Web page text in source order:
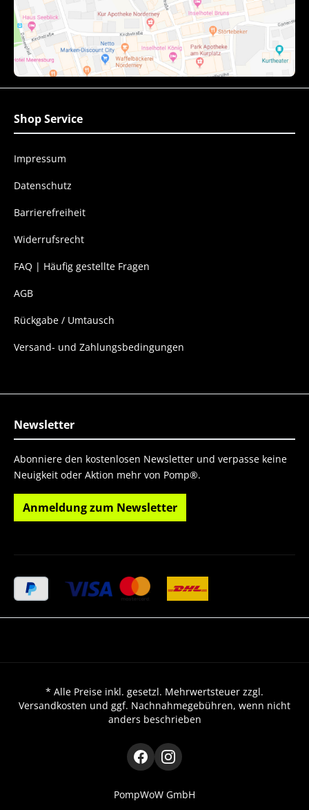
Shop Service
Impressum
Datenschutz
Barrierefreiheit
Widerrufsrecht
FAQ | Häufig gestellte Fragen
AGB
Rückgabe / Umtausch
Versand- und Zahlungsbedingungen
Newsletter
Abonniere den kostenlosen Newsletter und verpasse keine
Neuigkeit oder Aktion mehr von Pomp®.
Anmeldung zum Newsletter
* Alle Preise inkl. gesetzl. Mehrwertsteuer zzgl.
Versandkosten und ggf. Nachnahmegebühren, wenn nicht
anders beschrieben
PompWoW GmbH